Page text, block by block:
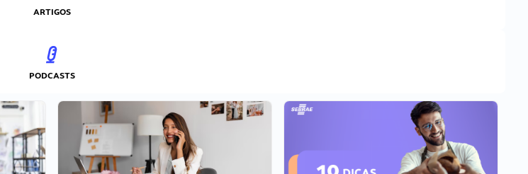
ARTIGOS
PODCASTS